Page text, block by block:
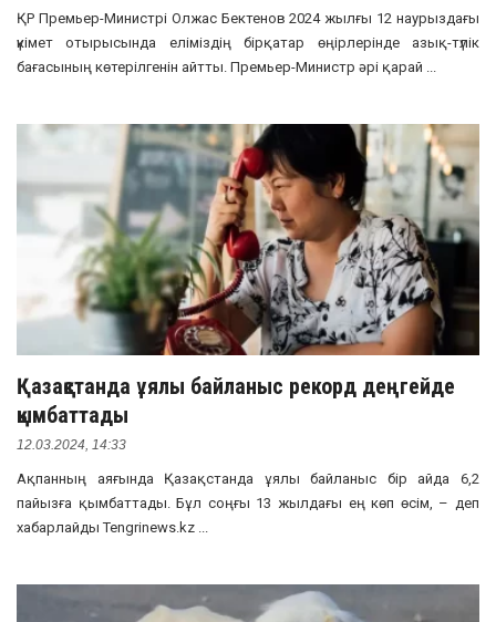
ҚР Премьер-Министрі Олжас Бектенов 2024 жылғы 12 наурыздағы
үкімет отырысында еліміздің бірқатар өңірлерінде азық-түлік
бағасының көтерілгенін айтты. Премьер-Министр әрі қарай ...
Қазақстанда ұялы байланыс рекорд деңгейде
қымбаттады
12.03.2024, 14:33
Ақпанның аяғында Қазақстанда ұялы байланыс бір айда 6,2
пайызға қымбаттады. Бұл соңғы 13 жылдағы ең көп өсім, – деп
хабарлайды Tengrinews.kz ...